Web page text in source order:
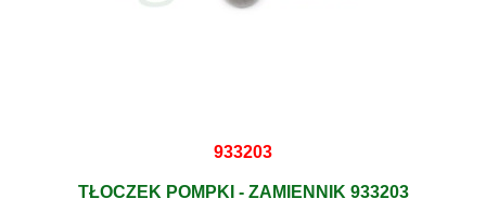
933203
TŁOCZEK POMPKI - ZAMIENNIK 933203